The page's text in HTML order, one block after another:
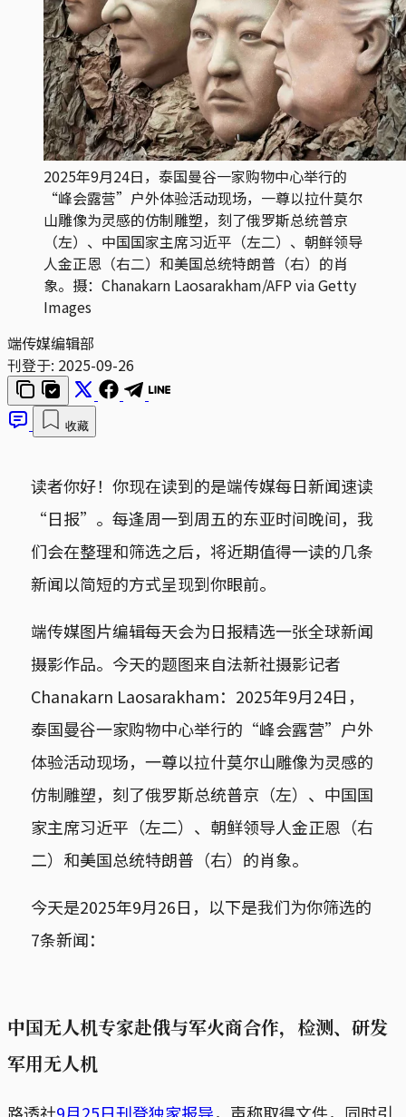
2025年9月24日，泰国曼谷一家购物中心举行的
“峰会露营”户外体验活动现场，一尊以拉什莫尔
山雕像为灵感的仿制雕塑，刻了俄罗斯总统普京
（左）、中国国家主席习近平（左二）、朝鲜领导
人金正恩（右二）和美国总统特朗普（右）的肖
象。摄：Chanakarn Laosarakham/AFP via Getty
Images
端传媒编辑部
刊登于: 2025-09-26
收藏
读者你好！你现在读到的是端传媒每日新闻速读
“日报”。每逢周一到周五的东亚时间晚间，我
们会在整理和筛选之后，将近期值得一读的几条
新闻以简短的方式呈现到你眼前。
端传媒图片编辑每天会为日报精选一张全球新闻
摄影作品。今天的题图来自法新社摄影记者
Chanakarn Laosarakham：2025年9月24日，
泰国曼谷一家购物中心举行的“峰会露营”户外
体验活动现场，一尊以拉什莫尔山雕像为灵感的
仿制雕塑，刻了俄罗斯总统普京（左）、中国国
家主席习近平（左二）、朝鲜领导人金正恩（右
二）和美国总统特朗普（右）的肖象。
今天是2025年9月26日，以下是我们为你筛选的
7条新闻：
中国无人机专家赴俄与军火商合作，检测、研发
军用无人机